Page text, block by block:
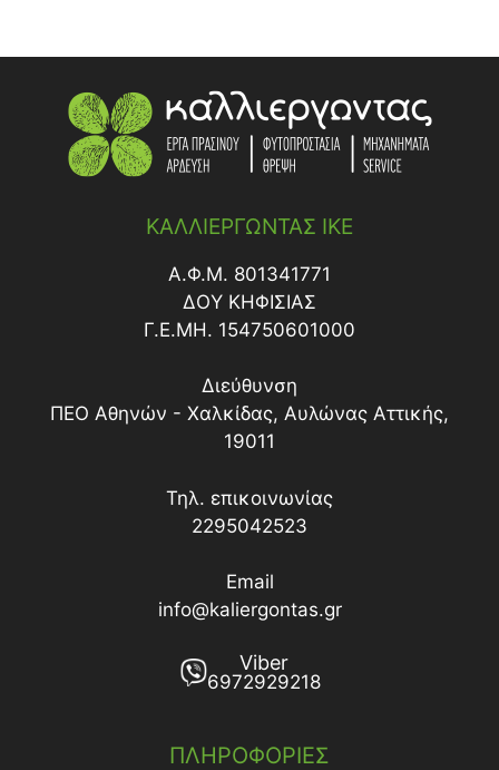
ΚΑΛΛΙΕΡΓΩΝΤΑΣ ΙΚΕ
Α.Φ.Μ. 801341771
ΔΟY ΚΗΦΙΣΙΑΣ
Γ.Ε.ΜΗ. 154750601000
Διεύθυνση
ΠΕΟ Αθηνών - Χαλκίδας, Αυλώνας Αττικής,
19011
Τηλ. επικοινωνίας
2295042523
Email
info@kaliergontas.gr
Viber
6972929218
ΠΛΗΡΟΦΟΡΙΕΣ